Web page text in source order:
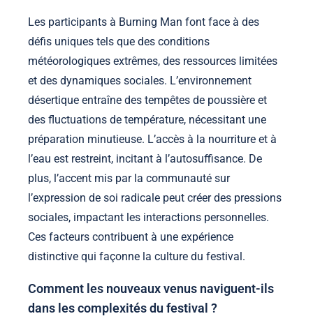
Les participants à Burning Man font face à des
défis uniques tels que des conditions
météorologiques extrêmes, des ressources limitées
et des dynamiques sociales. L’environnement
désertique entraîne des tempêtes de poussière et
des fluctuations de température, nécessitant une
préparation minutieuse. L’accès à la nourriture et à
l’eau est restreint, incitant à l’autosuffisance. De
plus, l’accent mis par la communauté sur
l’expression de soi radicale peut créer des pressions
sociales, impactant les interactions personnelles.
Ces facteurs contribuent à une expérience
distinctive qui façonne la culture du festival.
Comment les nouveaux venus naviguent-ils
dans les complexités du festival ?